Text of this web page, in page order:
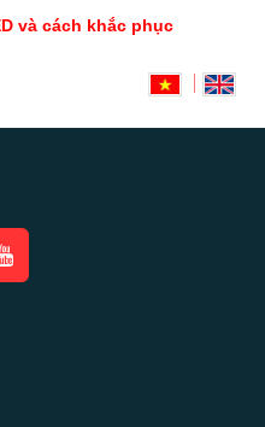
đặt ra, đặc biệt cách sử
và cách khắc phục